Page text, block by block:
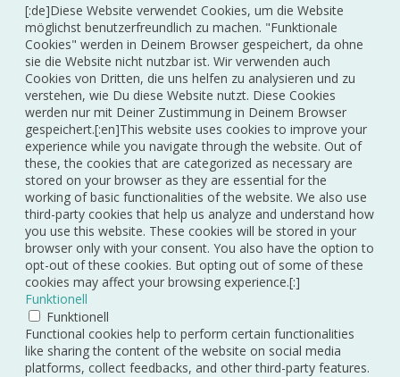
[:de]Diese Website verwendet Cookies, um die Website
möglichst benutzerfreundlich zu machen. "Funktionale
Cookies" werden in Deinem Browser gespeichert, da ohne
sie die Website nicht nutzbar ist. Wir verwenden auch
Cookies von Dritten, die uns helfen zu analysieren und zu
verstehen, wie Du diese Website nutzt. Diese Cookies
werden nur mit Deiner Zustimmung in Deinem Browser
gespeichert.[:en]This website uses cookies to improve your
experience while you navigate through the website. Out of
these, the cookies that are categorized as necessary are
stored on your browser as they are essential for the
working of basic functionalities of the website. We also use
third-party cookies that help us analyze and understand how
you use this website. These cookies will be stored in your
browser only with your consent. You also have the option to
opt-out of these cookies. But opting out of some of these
cookies may affect your browsing experience.[:]
Funktionell
Funktionell
Functional cookies help to perform certain functionalities
like sharing the content of the website on social media
platforms, collect feedbacks, and other third-party features.